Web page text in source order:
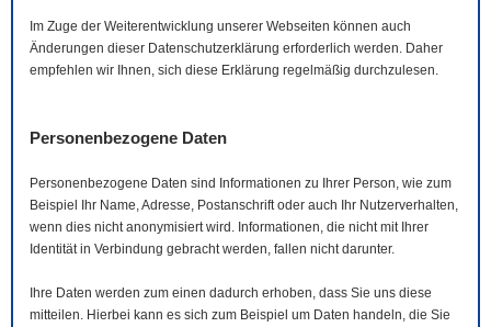
Im Zuge der Weiterentwicklung unserer Webseiten können auch
Änderungen dieser Datenschutzerklärung erforderlich werden. Daher
empfehlen wir Ihnen, sich diese Erklärung regelmäßig durchzulesen.
Personenbezogene Daten
Personenbezogene Daten sind Informationen zu Ihrer Person, wie zum
Beispiel Ihr Name, Adresse, Postanschrift oder auch Ihr Nutzerverhalten,
wenn dies nicht anonymisiert wird. Informationen, die nicht mit Ihrer
Identität in Verbindung gebracht werden, fallen nicht darunter.
Ihre Daten werden zum einen dadurch erhoben, dass Sie uns diese
mitteilen. Hierbei kann es sich zum Beispiel um Daten handeln, die Sie